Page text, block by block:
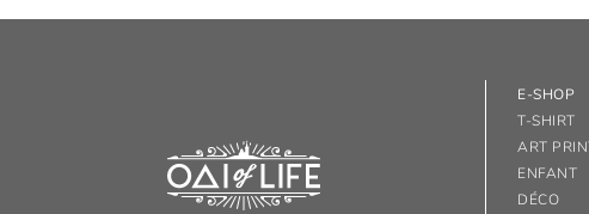
E-SHOP
T-SHIRT
ART
ENFANT
DÉCO